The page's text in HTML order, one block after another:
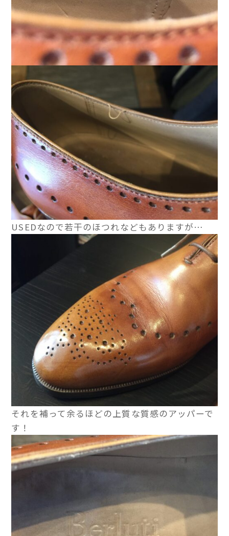
USEDなので若干のほつれなどもありますが…
それを補って余るほどの上質な質感のアッパーで
す！